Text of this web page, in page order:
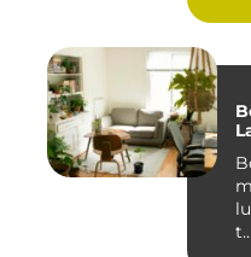
t...